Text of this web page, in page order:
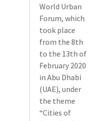
World Urban
Forum, which
took place
from the 8th
to the 13th of
February 2020
in Abu Dhabi
(UAE), under
the theme
“Cities of